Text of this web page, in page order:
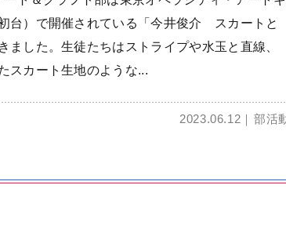
台）で開催されている「今井俊介 スカートと
ました。生徒たちはストライプや水玉と直線、
スカート生地のような...
2023.06.12 部活